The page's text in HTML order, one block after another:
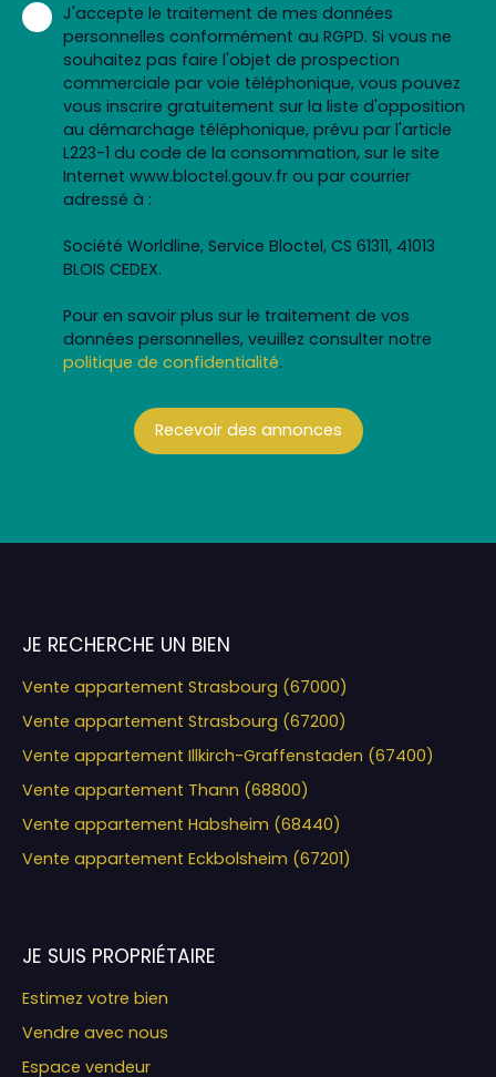
J'accepte le traitement de mes données
personnelles conformément au RGPD. Si vous ne
souhaitez pas faire l'objet de prospection
commerciale par voie téléphonique, vous pouvez
vous inscrire gratuitement sur la liste d'opposition
au démarchage téléphonique, prévu par l'article
L223-1 du code de la consommation, sur le site
Internet www.bloctel.gouv.fr ou par courrier
adressé à :
Société Worldline, Service Bloctel, CS 61311, 41013
BLOIS CEDEX.
Pour en savoir plus sur le traitement de vos
données personnelles, veuillez consulter notre
politique de confidentialité.
Recevoir des annonces
JE RECHERCHE UN BIEN
Vente appartement Strasbourg (67000)
Vente appartement Strasbourg (67200)
Vente appartement Illkirch-Graffenstaden (67400)
Vente appartement Thann (68800)
Vente appartement Habsheim (68440)
Vente appartement Eckbolsheim (67201)
JE SUIS PROPRIÉTAIRE
Estimez votre bien
Vendre avec nous
Espace vendeur